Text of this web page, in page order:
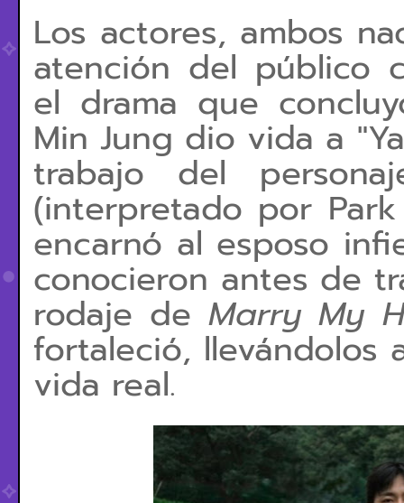
Los actores, ambos
atención del público
el drama que
Min Jung dio vida a
trabajo del
(interpretado por
encarnó al esposo
conocieron antes de
rodaje deMarry My
fortaleció, llevándolos
vida real.